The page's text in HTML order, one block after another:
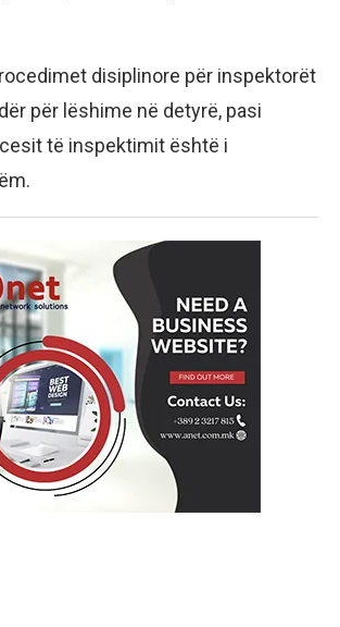
disiplinore për inspektorët
për lëshime në detyrë, pasi
të inspektimit është i